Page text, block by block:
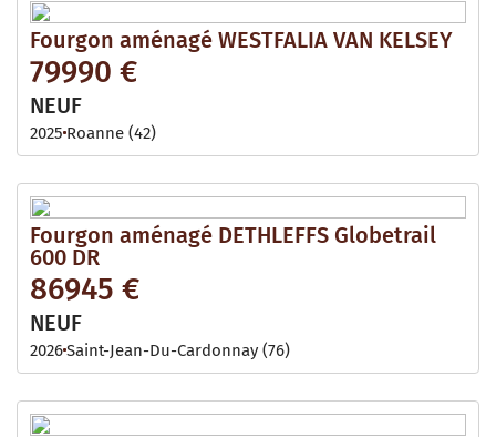
Fourgon aménagé WESTFALIA VAN KELSEY
79990 €
NEUF
2025 Roanne (42)
Fourgon aménagé DETHLEFFS Globetrail
600 DR
86945 €
NEUF
2026Saint-Jean-Du-Cardonnay (76)